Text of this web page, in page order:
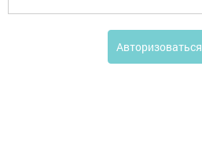
Авторизоваться